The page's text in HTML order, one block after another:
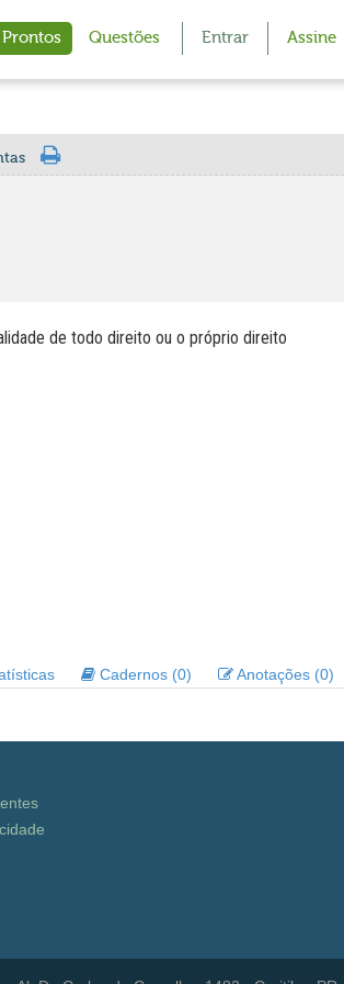
Questões Entrar Assine
de todo direito ou o próprio direito
Cadernos (0) Anotações (0)